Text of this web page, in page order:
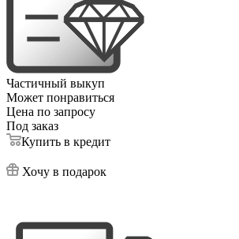
Частичный выкуп
Может понравиться
Цена по запросу
Под заказ
Купить в кредит
Хочу в подарок